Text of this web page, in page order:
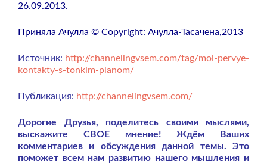
26.09.2013.
Приняла Ачулла © Copyright: Ачулла-Тасачена,2013
Источник: http://channelingvsem.com/tag/moi-pervye-
kontakty-s-tonkim-planom/
Публикация: http://channelingvsem.com/
Дорогие Друзья, поделитесь своими мыслями,
выскажите СВОЕ мнение! Ждём Ваших
комментариев и обсуждения данной темы. Это
поможет всем нам развитию нашего мышления и